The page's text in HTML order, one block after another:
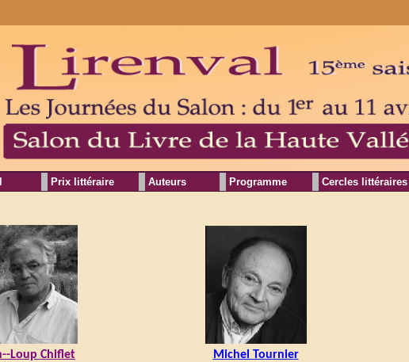
Loup Chiflet Michel Tournier
Cercles littéraires
Prix littéraire Auteurs Programme